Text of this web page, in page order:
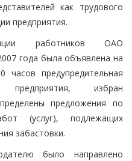
как трудового
предприятия.
работников ОАО
года была объявлена на
предупредительная
предприятия, избран
предложения по
(услуг), подлежащих
забастовки.
было направлено